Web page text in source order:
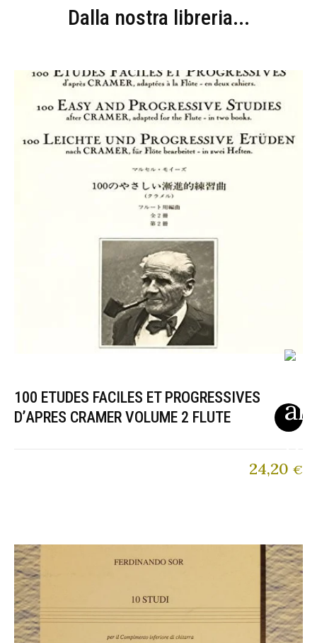
Dalla nostra libreria...
100 ETUDES FACILES ET PROGRESSIVES
D’APRES CRAMER VOLUME 2 FLUTE
24,20 €